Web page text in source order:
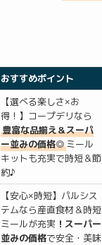
おすすめポイント
【選べる楽しさ×お
得！】コープデリなら
豊富な品揃え＆スーパ
ー並みの価格◎ミール
キットも充実で時短＆節
約♪
【安心×時短】パルシス
テムなら産直食材＆時短
ミールが充実！スーパー
並みの価格で安全・美味